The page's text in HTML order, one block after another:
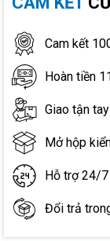
Cam kết
Hoàn tiền
Giao tận
Mở hộp
Hỗ trợ 24/7
Đổi trả